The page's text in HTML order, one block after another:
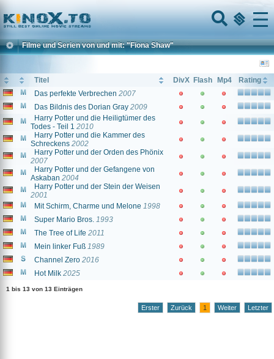
Home
Menu
Filme und Serien von und mit: "Fiona Shaw"
Titel DivX Flash Mp4
Rating
Das perfekte Verbrechen 2007
Das Bildnis des Dorian Gray 2009
Harry Potter und die Heiligtümer des
Todes - Teil 1 2010
Harry Potter und die Kammer des
Schreckens 2002
Harry Potter und der Orden des Phönix
2007
Harry Potter und der Gefangene von
Askaban 2004
Harry Potter und der Stein der Weisen
2001
Mit Schirm, Charme und Melone 1998
Super Mario Bros. 1993
The Tree of Life 2011
Mein linker Fuß 1989
Channel Zero 2016
Hot Milk 2025
1 bis 13 von 13 Einträgen
Erster Zurück 1 Weiter Letzter